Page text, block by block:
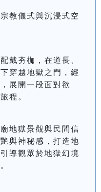
教儀式與沉浸式空
戴夯枷，在道長、
穿越地獄之門，經
展開一段面對欲
程。
地獄景觀與民間信
與神秘感，打造地
導觀眾於地獄幻境